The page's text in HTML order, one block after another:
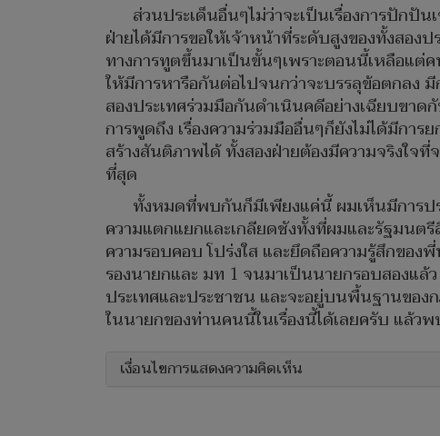
ส่วนประเด็นอื่นๆไม่ว่าจะเป็นเรื่องการปักปั
ฝ่ายได้มีการขอให้เจ้าหน้าที่ระดับสูงของทั้งสอ
ทางการทูตขึ้นมาเป็นขั้นๆเพราะตอนนี้เหลือแต่
ให้มีการหารือกันต่อไปจนกว่าจะบรรลุข้อตกลง
สองประเทศร่วมมือกันดำเนินคดีอย่างเฉียบขา
การพูดถึง เรื่องความร่วมมืออื่นๆก็ยังไม่ได้มีกา
สร้างสันติภาพได้ ทั้งสองฝ่ายต้องมีความจริงใจ
ที่สุด
ทั้งหมดที่พบกันก็มีเพียงแค่นี้ ผมเห็นมีการปร
ความแตกแยกและเกลียดชังทั้งที่ผมและรัฐมนต
ความรอบคอบ โปร่งใส และยึดถือความรู้สึกข
รองนายกและ มท 1 จนมาเป็นนายกรอบสองแล้
ประเทศและประชาชน และจะอยู่บนพื้นฐานขอ
ในนายกของท่านคนนี้ในเรื่องนี้ได้เลยครับ แล้
เงื่อนไขการแสดงความคิดเห็น